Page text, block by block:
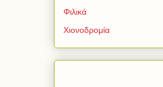
Φιλικά
Χιονοδρομία